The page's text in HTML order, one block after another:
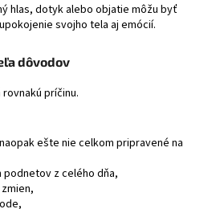
hlas, dotyk alebo objatie môžu byť
svojho tela aj emócií.
dôvodov
príčinu.
ešte nie celkom pripravené na
z celého dňa,